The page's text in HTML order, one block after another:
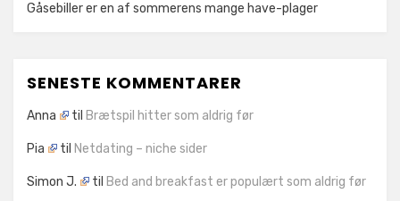
Gåsebiller er en af sommerens mange have-plager
SENESTE KOMMENTARER
Anna til Brætspil hitter som aldrig før
Pia til Netdating – niche sider
Simon J. til Bed and breakfast er populært som aldrig før